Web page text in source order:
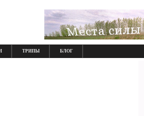
ТРИПЫ БЛОГ